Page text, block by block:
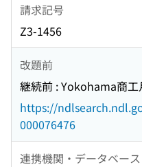
請求記号
Z3-1456
改題前
継続前 : Yokohama商工
https://
000076476
連携機関・データベース